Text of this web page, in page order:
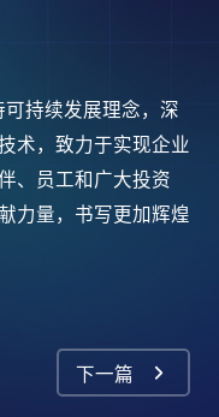
持续发展理念，深
术，致力于实现企业
、员工和广大投资
力量，书写更加辉煌
下一篇